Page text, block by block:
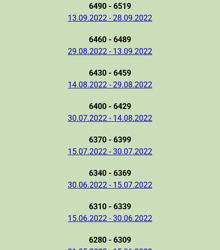
6490 - 6519
13.09.2022 - 28.09.2022
6460 - 6489
29.08.2022 - 13.09.2022
6430 - 6459
14.08.2022 - 29.08.2022
6400 - 6429
30.07.2022 - 14.08.2022
6370 - 6399
15.07.2022 - 30.07.2022
6340 - 6369
30.06.2022 - 15.07.2022
6310 - 6339
15.06.2022 - 30.06.2022
6280 - 6309